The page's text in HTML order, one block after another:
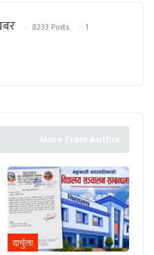
8233 Posts
1
More From Author
दार्चुला